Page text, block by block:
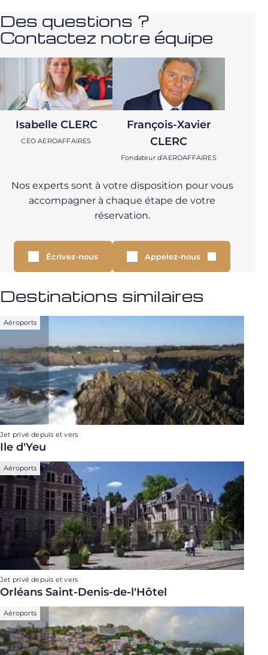
Des questions ?
Contactez notre équipe
Isabelle CLERC
CEO AEROAFFAIRES
François-Xavier
CLERC
Fondateur d’AEROAFFAIRES
Nos experts sont à votre disposition pour vous
accompagner à chaque étape de votre
réservation.
Écrivez-nous Appelez-nous
Destinations similaires
Aéroports
Jet privé depuis et vers
Ile d'Yeu
Aéroports
Jet privé depuis et vers
Orléans Saint-Denis-de-l'Hôtel
Aéroports